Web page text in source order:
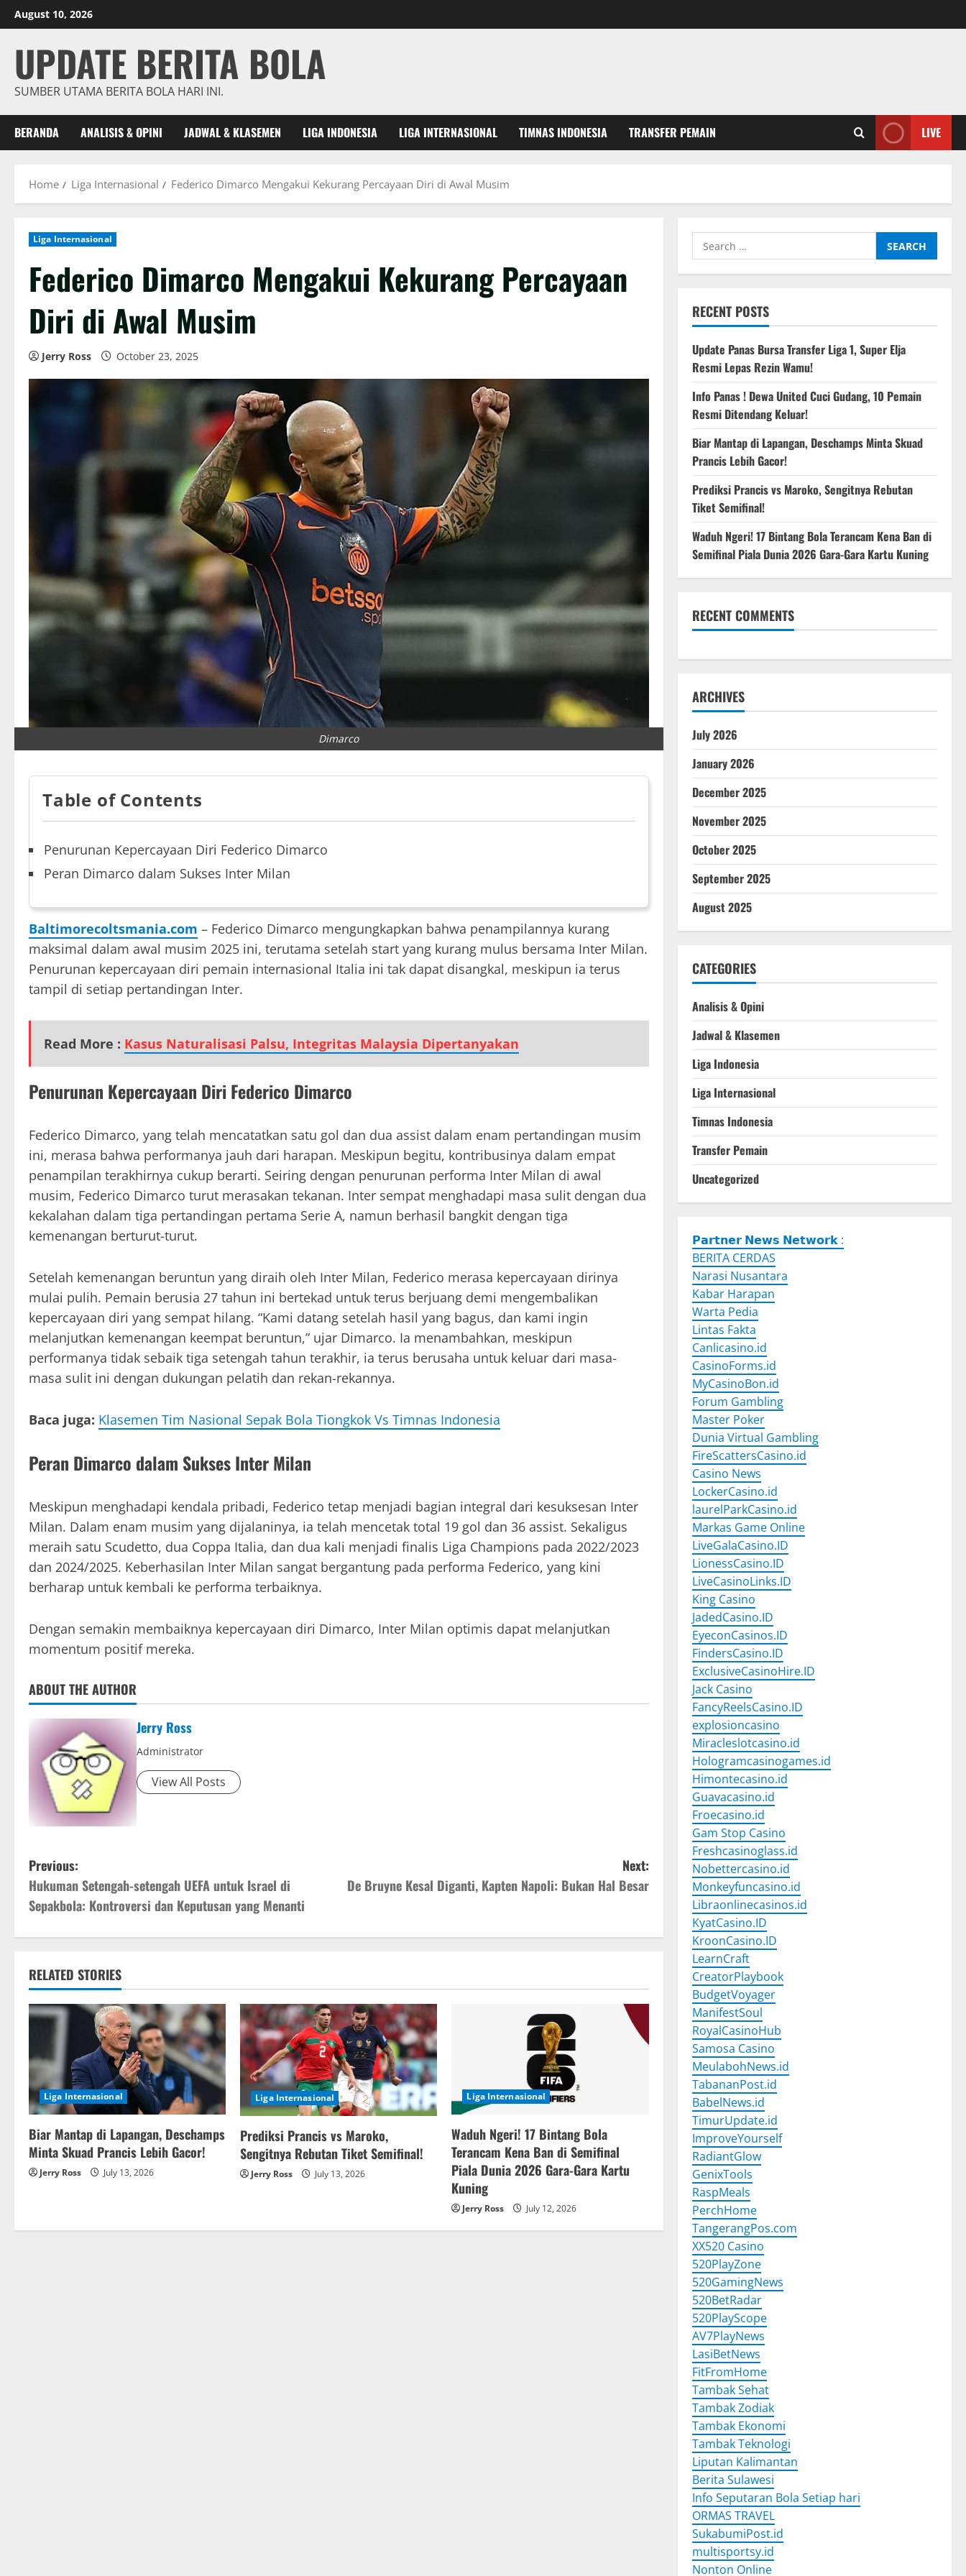
Skip
to
August 10, 2026
UPDATE BERITA BOLA
SUMBER UTAMA BERITA BOLA HARI INI.
BERANDA ANALISIS & OPINI JADWAL & KLASEMEN LIGA INDONESIA LIGA INTERNASIONAL TIMNAS INDONESIA TRANSFER PEMAIN LIVE
Home Liga Internasional Federico Dimarco Mengakui Kekurang Percayaan Diri di Awal Musim
Liga Internasional
Federico Dimarco Mengakui Kekurang Percayaan
Diri di Awal Musim
Jerry Ross October 23, 2025
Dimarco
Table of Contents
Penurunan Kepercayaan Diri Federico Dimarco
Peran Dimarco dalam Sukses Inter Milan
Baltimorecoltsmania.com – Federico Dimarco mengungkapkan bahwa penampilannya kurang
maksimal dalam awal musim 2025 ini, terutama setelah start yang kurang mulus bersama Inter Milan.
Penurunan kepercayaan diri pemain internasional Italia ini tak dapat disangkal, meskipun ia terus
tampil di setiap pertandingan Inter.
Read More : Kasus Naturalisasi Palsu, Integritas Malaysia Dipertanyakan
Penurunan Kepercayaan Diri Federico Dimarco
Federico Dimarco, yang telah mencatatkan satu gol dan dua assist dalam enam pertandingan musim
ini, merasa bahwa performanya jauh dari harapan. Meskipun begitu, kontribusinya dalam empat
penampilan terakhirnya cukup berarti. Seiring dengan penurunan performa Inter Milan di awal
musim, Federico Dimarco turut merasakan tekanan. Inter sempat menghadapi masa sulit dengan dua
kekalahan dalam tiga pertandingan pertama Serie A, namun berhasil bangkit dengan tiga
kemenangan berturut-turut.
Setelah kemenangan beruntun yang diraih oleh Inter Milan, Federico merasa kepercayaan dirinya
mulai pulih. Pemain berusia 27 tahun ini bertekad untuk terus berjuang demi mengembalikan
kepercayaan diri yang sempat hilang. “Kami datang setelah hasil yang bagus, dan kami ingin
melanjutkan kemenangan keempat beruntun,” ujar Dimarco. Ia menambahkan, meskipun
performanya tidak sebaik tiga setengah tahun terakhir, ia terus berusaha untuk keluar dari masa-
masa sulit ini dengan dukungan pelatih dan rekan-rekannya.
Baca juga: Klasemen Tim Nasional Sepak Bola Tiongkok Vs Timnas Indonesia
Peran Dimarco dalam Sukses Inter Milan
Meskipun menghadapi kendala pribadi, Federico tetap menjadi bagian integral dari kesuksesan Inter
Milan. Dalam enam musim yang dijalaninya, ia telah mencetak total 19 gol dan 36 assist. Sekaligus
meraih satu Scudetto, dua Coppa Italia, dan dua kali menjadi finalis Liga Champions pada 2022/2023
dan 2024/2025. Keberhasilan Inter Milan sangat bergantung pada performa Federico, yang kini
berharap untuk kembali ke performa terbaiknya.
Dengan semakin membaiknya kepercayaan diri Dimarco, Inter Milan optimis dapat melanjutkan
momentum positif mereka.
ABOUT THE AUTHOR
Jerry Ross
Administrator
View All Posts
P
o
s
n
a
v
i
g
a
t
o
Previous:
Hukuman Setengah-setengah UEFA untuk Israel di
Sepakbola: Kontroversi dan Keputusan yang Menanti
Next:
De Bruyne Kesal Diganti, Kapten Napoli: Bukan Hal Besar
RELATED STORIES
Liga Internasional
Biar Mantap di Lapangan, Deschamps
Minta Skuad Prancis Lebih Gacor!
Jerry Ross July 13, 2026
Liga Internasional
Prediksi Prancis vs Maroko,
Sengitnya Rebutan Tiket Semifinal!
Jerry Ross July 13, 2026
Liga Internasional
Waduh Ngeri! 17 Bintang Bola
Terancam Kena Ban di Semifinal
Piala Dunia 2026 Gara-Gara Kartu
Kuning
Jerry Ross July 12, 2026
Search
for:
RECENT POSTS
Update Panas Bursa Transfer Liga 1, Super Elja
Resmi Lepas Rezin Wamu!
Info Panas ! Dewa United Cuci Gudang, 10 Pemain
Resmi Ditendang Keluar!
Biar Mantap di Lapangan, Deschamps Minta Skuad
Prancis Lebih Gacor!
Prediksi Prancis vs Maroko, Sengitnya Rebutan
Tiket Semifinal!
Waduh Ngeri! 17 Bintang Bola Terancam Kena Ban di
Semifinal Piala Dunia 2026 Gara-Gara Kartu Kuning
RECENT COMMENTS
ARCHIVES
July 2026
January 2026
December 2025
November 2025
October 2025
September 2025
August 2025
CATEGORIES
Analisis & Opini
Jadwal & Klasemen
Liga Indonesia
Liga Internasional
Timnas Indonesia
Transfer Pemain
Uncategorized
𝗣𝗮𝗿𝘁𝗻𝗲𝗿 𝗡𝗲𝘄𝘀 𝗡𝗲𝘁𝘄𝗼𝗿𝗸 :
BERITA CERDAS
Narasi Nusantara
Kabar Harapan
Warta Pedia
Lintas Fakta
Canlicasino.id
CasinoForms.id
MyCasinoBon.id
Forum Gambling
Master Poker
Dunia Virtual Gambling
FireScattersCasino.id
Casino News
LockerCasino.id
laurelParkCasino.id
Markas Game Online
LiveGalaCasino.ID
LionessCasino.ID
LiveCasinoLinks.ID
King Casino
JadedCasino.ID
EyeconCasinos.ID
FindersCasino.ID
ExclusiveCasinoHire.ID
Jack Casino
FancyReelsCasino.ID
explosioncasino
Miracleslotcasino.id
Hologramcasinogames.id
Himontecasino.id
Guavacasino.id
Froecasino.id
Gam Stop Casino
Freshcasinoglass.id
Nobettercasino.id
Monkeyfuncasino.id
Libraonlinecasinos.id
KyatCasino.ID
KroonCasino.ID
LearnCraft
CreatorPlaybook
BudgetVoyager
ManifestSoul
RoyalCasinoHub
Samosa Casino
MeulabohNews.id
TabananPost.id
BabelNews.id
TimurUpdate.id
ImproveYourself
RadiantGlow
GenixTools
RaspMeals
PerchHome
TangerangPos.com
XX520 Casino
520PlayZone
520GamingNews
520BetRadar
520PlayScope
AV7PlayNews
LasiBetNews
FitFromHome
Tambak Sehat
Tambak Zodiak
Tambak Ekonomi
Tambak Teknologi
Liputan Kalimantan
Berita Sulawesi
Info Seputaran Bola Setiap hari
ORMAS TRAVEL
SukabumiPost.id
multisportsy.id
Nonton Online